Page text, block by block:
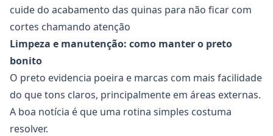
cuide do acabamento das quinas para não ficar com
cortes chamando atenção
Limpeza e manutenção: como manter o preto
bonito
O preto evidencia poeira e marcas com mais facilidade
do que tons claros, principalmente em áreas externas.
A boa notícia é que uma rotina simples costuma
resolver.